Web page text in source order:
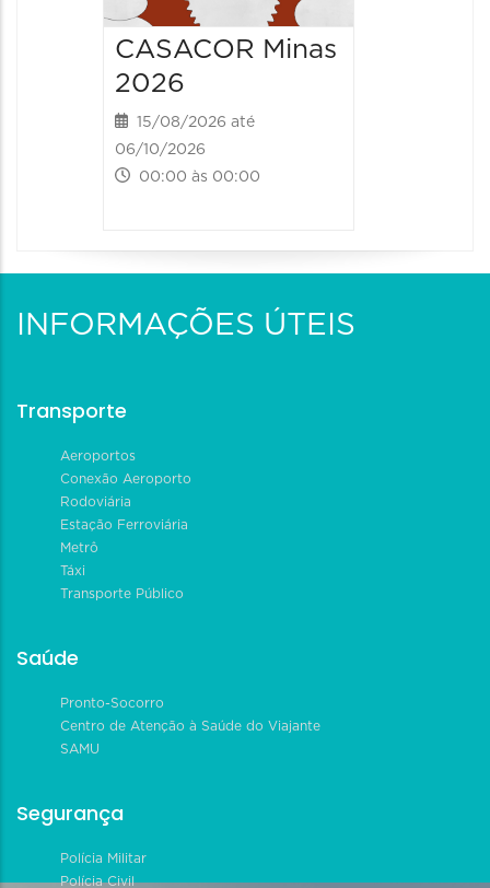
CASACOR Minas
2026
15/08/2026 até
06/10/2026
00:00 às 00:00
INFORMAÇÕES ÚTEIS
Transporte
Aeroportos
Conexão Aeroporto
Rodoviária
Estação Ferroviária
Metrô
Táxi
Transporte Público
Saúde
Pronto-Socorro
Centro de Atenção à Saúde do Viajante
SAMU
Segurança
Polícia Militar
Polícia Civil